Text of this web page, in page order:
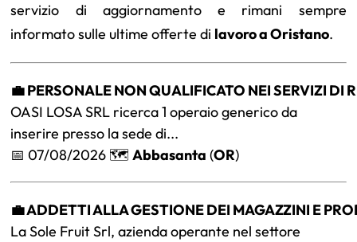
servizio di aggiornamento e rimani sempre
informato sulle ultime offerte di lavoro a Oristano.
💼 PERSONALE NON QUALIFICATO NEI SERVIZI DI
OASI LOSA SRL ricerca 1 operaio generico da
inserire presso la sede di...
📅 07/08/2026 🗺️Abbasanta (OR)
💼 ADDETTI ALLA GESTIONE DEI MAGAZZINI E
La Sole Fruit Srl, azienda operante nel settore